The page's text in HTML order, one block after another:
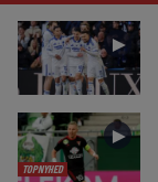
►
TOPNYHED
►